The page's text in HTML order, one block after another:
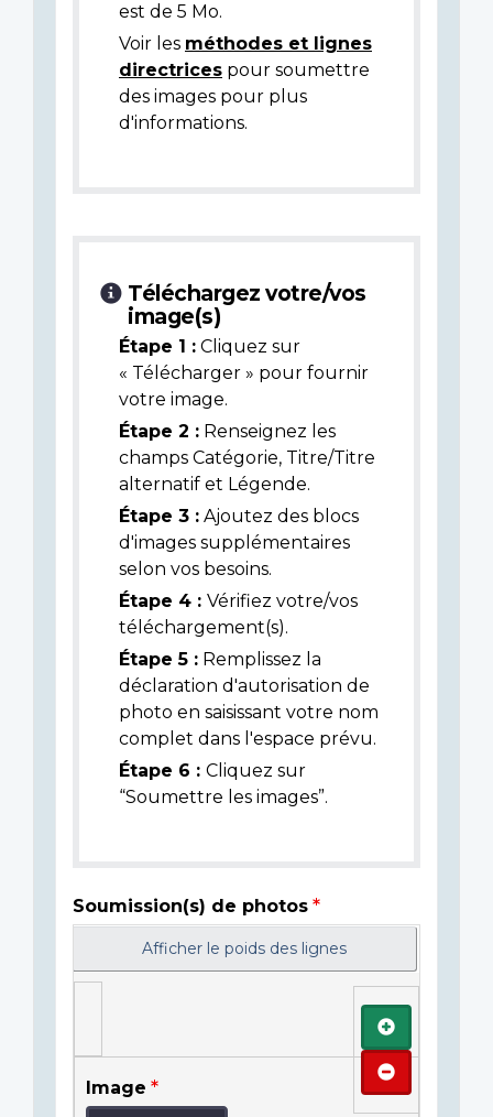
est de 5 Mo.
Voir les méthodes et lignes
directrices pour soumettre
des images pour plus
d'informations.
Téléchargez votre/vos
image(s)
Étape 1 : Cliquez sur
« Télécharger » pour fournir
votre image.
Étape 2 : Renseignez les
champs Catégorie, Titre/Titre
alternatif et Légende.
Étape 3 : Ajoutez des blocs
d'images supplémentaires
selon vos besoins.
Étape 4 : Vérifiez votre/vos
téléchargement(s).
Étape 5 : Remplissez la
déclaration d'autorisation de
photo en saisissant votre nom
complet dans l'espace prévu.
Étape 6 : Cliquez sur
“Soumettre les images”.
Soumission(s) de photos
Afficher le poids des lignes
Image
Ajouter
Retirer